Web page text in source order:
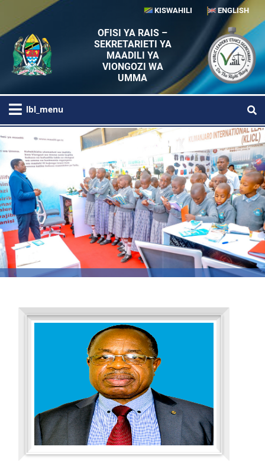
KISWAHILI ENGLISH
OFISI YA RAIS –
SEKRETARIETI YA
MAADILI YA
VIONGOZI WA
UMMA
lbl_menu
Previous Next